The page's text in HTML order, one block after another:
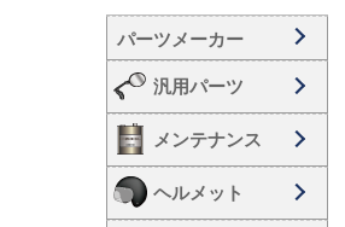
汎用パーツ
メンテナンス
ヘルメット